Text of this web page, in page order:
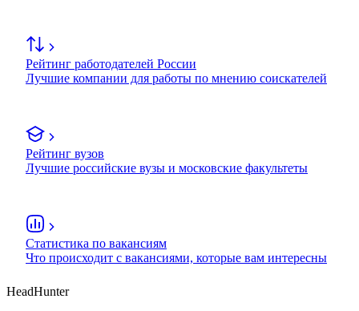
Рейтинг работодателей России
Лучшие компании для работы по мнению соискателей
Рейтинг вузов
Лучшие российские вузы и московские факультеты
Статистика по вакансиям
Что происходит с вакансиями, которые вам интересны
HeadHunter